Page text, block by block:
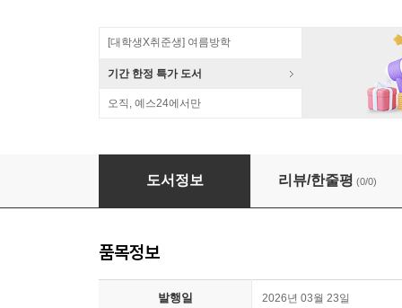
[대학생X취준생] 여름방학
기간 한정 특가 도서
오직, 예스24에서만
AI 열두 번 속다
도서정보 리뷰/한줄평 (0/0)
품목정보
발행일 2026년 03월 23일